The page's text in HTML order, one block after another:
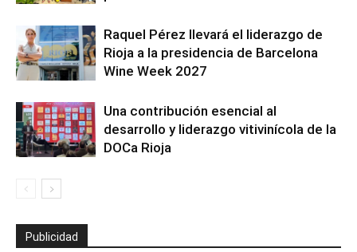
Raquel Pérez llevará el liderazgo de
Rioja a la presidencia de Barcelona
Wine Week 2027
Una contribución esencial al
desarrollo y liderazgo vitivinícola de la
DOCa Rioja
Publicidad